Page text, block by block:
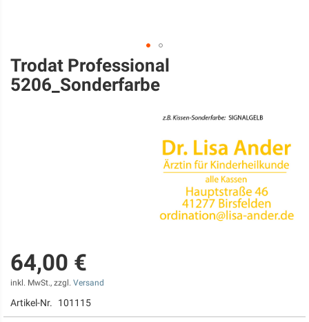
Zum
Anfang
der
Trodat Professional
5206_Sonderfarbe
64,00 €
inkl. MwSt., zzgl. Versand
Artikel-Nr. 101115